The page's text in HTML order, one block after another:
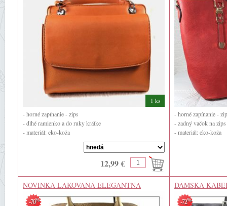
1 ks
- horné zapínanie - zips
- dlhé ramienko a do ruky krátke
- materiál: eko-koža
12,99 €
- horné zapínanie -
- zadný vačok na zips
- materiál: eko-koža
NOVINKA LAKOVANÁ ELEGANTNÁ
KABELKA
-70%
DÁMSKA
-72%